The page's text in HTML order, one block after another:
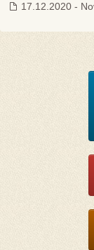
17.12.2020 -